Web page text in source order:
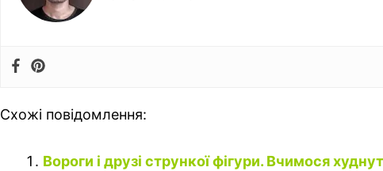
Схожі повідомлення:
Вороги і друзі стрункої фігури. Вчимося